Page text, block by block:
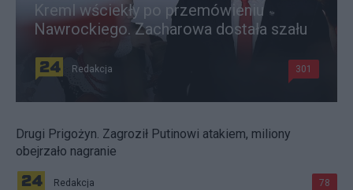
Kreml wściekły po przemówieniu
Nawrockiego. Zacharowa dostała szału
Redakcja 301
Drugi Prigożyn. Zagroził Putinowi atakiem, miliony
obejrzało nagranie
Redakcja 78